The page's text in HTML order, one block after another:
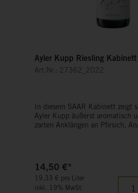
Ayler Kupp Riesling
Art.Nr.: 27362_2022
In diesem SAAR Kabinett zeigt
Ayler Kupp äußerst aromatisch
zarten Anklängen an Pfirsich,
prägnante Frucht deutlich
14,50 €*
19,33 € pro Liter
inkl. 19% MwSt.